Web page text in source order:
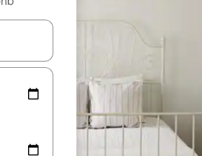
med upp- och nedåtpilarna eller